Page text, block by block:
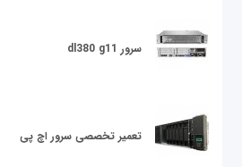
سرور dl380 g11
تعمیر تخصصی سرور اچ پی